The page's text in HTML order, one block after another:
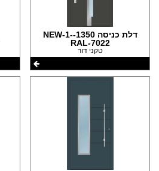
דלת כניסה 1350-NEW-1-
RAL-7022
טקני דור